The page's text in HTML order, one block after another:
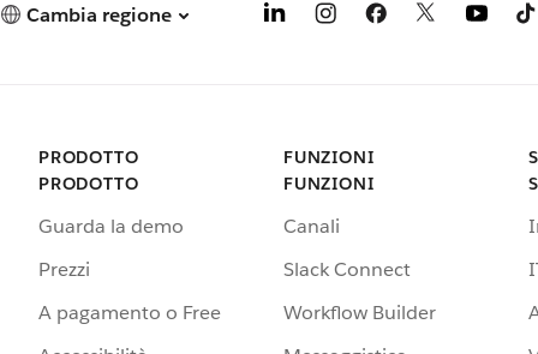
Cambia regione
PRODOTTO
PRODOTTO
Guarda la demo
Prezzi
A pagamento o Free
FUNZIONI
FUNZIONI
Canali
Slack Connect
Workflow Builder